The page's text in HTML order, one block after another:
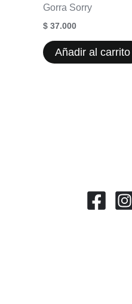
Gorra Sorry
$ 37.000
Añadir al carrito